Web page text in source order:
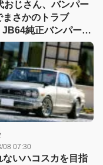
おじさん、バンパー
まさかのトラブ
JB64純正バンパー流
戦したら、センサー
も体験（涙）
08 07:30
ないハコスカを目指